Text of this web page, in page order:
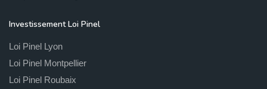
Investissement Loi Pinel
Loi Pinel Lyon
Loi Pinel Montpellier
Loi Pinel Roubaix